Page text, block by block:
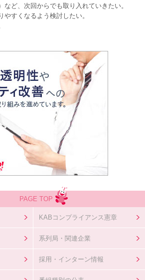
ど、次回からでも取り入れていきたい。
すくなるよう検討したい。
PAGE TOP
KABコンプライアンス憲章
系列局・関連企業
採用・インターン情報